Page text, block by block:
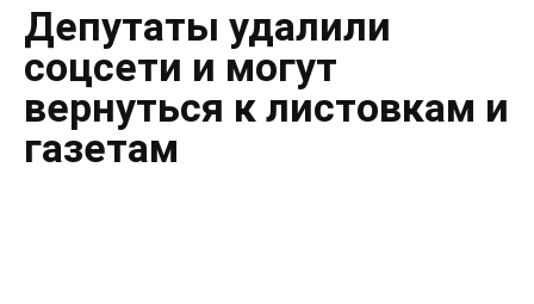
Депутаты удалили
соцсети и могут
вернуться к листовкам и
газетам